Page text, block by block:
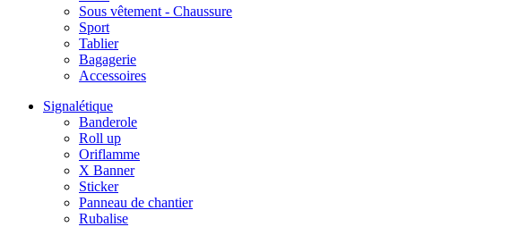
Sous vêtement - Chaussure
Sport
Tablier
Bagagerie
Accessoires
Signalétique
Banderole
Roll up
Oriflamme
X Banner
Sticker
Panneau de chantier
Rubalise